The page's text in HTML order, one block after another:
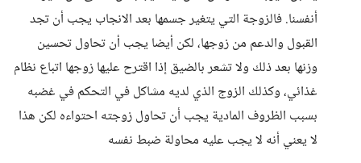
أنفسنا. فالزوجة التي يتغير جسمها بعد الانجاب يجب أن تجد
القبول والدعم من زوجها، لكن أيضا يجب أن تحاول تحسين
وزنها بعد ذلك ولا تشعر بالضيق إذا اقترح عليها زوجها اتباع نظام
غذائي، وكذلك الزوج الذي لديه مشاكل في التحكم في غضبه
بسبب الظروف المادية يجب أن تحاول زوجته احتواءه لكن هذا
لا يعني أنه لا يجب عليه محاولة ضبط نفسه